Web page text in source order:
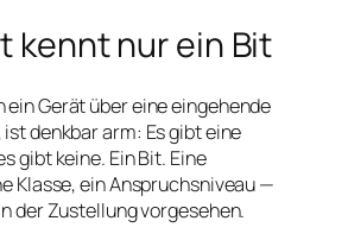
kennt nur ein Bit
ein Gerät über eine eingehende
denkbar arm: Es gibt eine
gibt keine. Ein Bit. Eine
Klasse, ein Anspruchsniveau —
der Zustellung vorgesehen.